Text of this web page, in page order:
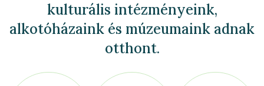
kulturális intézményeink,
alkotóházaink és múzeumaink adnak
otthont.